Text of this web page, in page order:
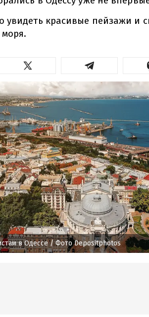
увидеть красивые пейзажи и
моря.
в Одессе/ Фото Depositphotos